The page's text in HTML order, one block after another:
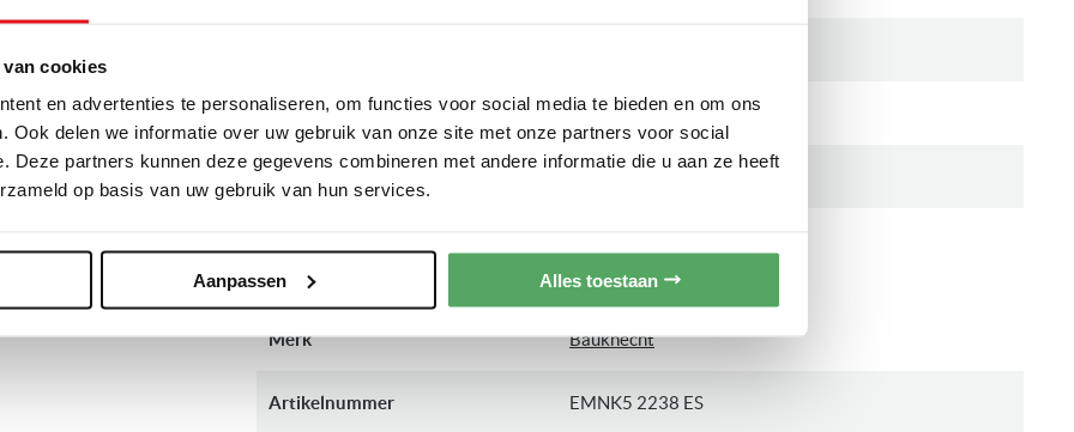
cookies
en advertenties te personaliseren, om functies voor social media te bieden en om ons
Ook delen we informatie over uw gebruik van onze site met onze partners voor social
Deze partners kunnen deze gegevens combineren met andere informatie die u aan ze heeft
op basis van uw gebruik van hun services.
Aanpassen Alles toestaan
in de kern verwarmd worden
Diepte ± 30 cm
Inbouw diepte
PRODUCTSPECIFICATIES
informatie
Merk Bauknecht
Artikelnummer EMNK5 2238 ES